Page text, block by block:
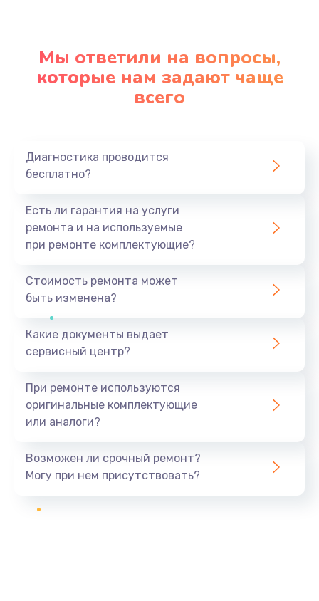
Мы ответили на вопросы,
которые нам задают чаще
всего
Диагностика проводится
бесплатно?
Есть ли гарантия на услуги
ремонта и на используемые
при ремонте комплектующие?
Стоимость ремонта может
быть изменена?
Какие документы выдает
сервисный центр?
При ремонте используются
оригинальные комплектующие
или аналоги?
Возможен ли срочный ремонт?
Могу при нем присутствовать?